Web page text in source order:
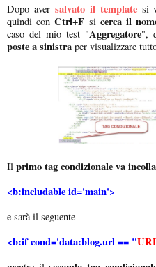
Dopo aver salvato il templatesi
quindi con Ctrl+F si cerca il
caso del mio test "Aggregatore",
poste a sinistra per visualizzare
Il primo tag condizionale va
<b:includable id='main'>
e sarà il seguente
<b:if cond='data:blog.url == "